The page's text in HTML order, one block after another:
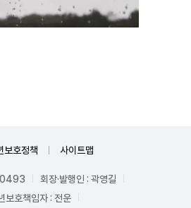
보호정책 사이트맵
회장·발행인 : 곽영길
보호책임자 : 전운